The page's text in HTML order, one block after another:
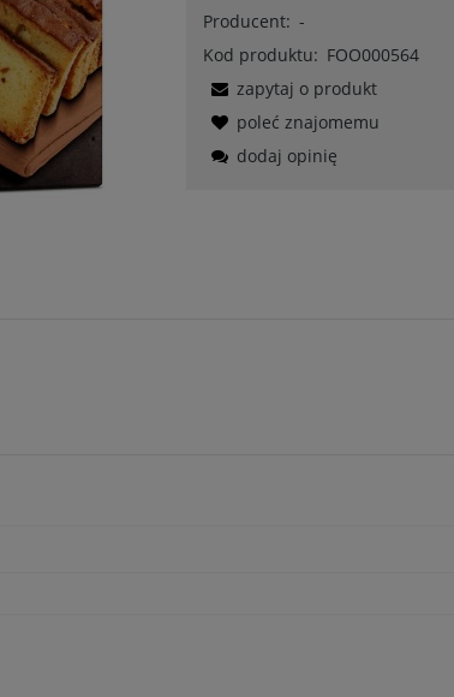
Producent: -
Kod produktu: FOO000564
zapytaj o produkt
poleć znajomemu
dodaj opinię